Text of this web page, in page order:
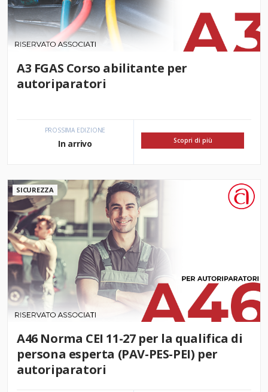
A3 FGAS Corso abilitante per
autoriparatori
PROSSIMA EDIZIONE
In arrivo Scopri di più
SICUREZZA
A46 Norma CEI 11-27 per la qualifica di
persona esperta (PAV-PES-PEI) per
autoriparatori